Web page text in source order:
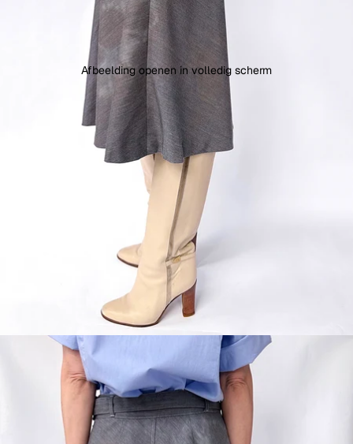
Afbeelding openen in volledig scherm